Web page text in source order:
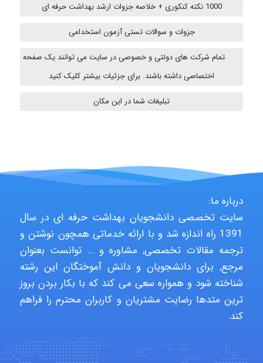
A.balandeh
Jafar Tym
aghajari vahid
Poubakhtiari
1000 نکته کنکوری + خلاصه جزوات ارشد بهداشت حرفه ای
جزوات و سوالات تستی آزمون استخدامی
تمام شرکت های دولتی و خصوصی در سایت می توانند یک صفحه
اختصاصی داشته باشند. برای جزئیات بیشتر کلیک کنید
تبلیغات شما در این مکان
درباره ما:
سایت تخصصی دانشجویان بهداشت حرفه ای در سال
1391 راه اندازه شد و با ارائه خدماتی همچون نوشتن و
ترجمه مقالات تخصصی, مشاوره و … توانست بعنوان
مرجع, برای دانشجویان و دانش آموختگان این رشته
شناخته شود و همواره سعی می کند که با بکار بردن بروز
ترین متدها رضایت مشتریان و کاربران محترم را فراهم
کند.